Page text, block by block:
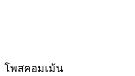
โพสคอมเม้น